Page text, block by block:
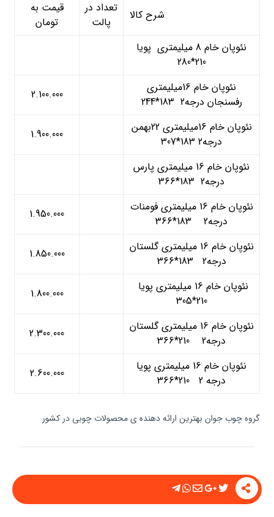
شرح کالا
تعداد در
پالت
قیمت به
تومان
نئوپان خام 8 میلیمتری پویا
210*280
نئوپان خام 16میلیمتری
رفسنجان درجه2 183*244
2.100.000
نئوپان خام 16میلیمتری 22بهمن
درجه2 183*307
1.900.000
نئوپان خام 16 میلیمتری پارس
درجه2 183*366
نئوپان خام 16 میلیمتری فومنات
درجه2 183*366
1.950.000
نئوپان خام 16 میلیمتری گلستان
درجه2 183*366
1.850.000
نئوپان خام 16 میلیمتری پویا
210*305
1.800.000
نئوپان خام 16 میلیمتری گلستان
درجه2 210*366
2.300.000
نئوپان خام 16 میلیمتری پویا
درجه 2 210*366
2.600.000
گروه چوب جوان بهترین ارائه دهنده ی محصولات چوبی در کشور